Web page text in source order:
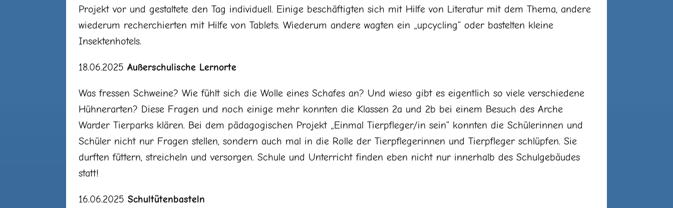
Projekt vor und gestaltete den Tag individuell. Einige beschäftigten sich mit Hilfe von Literatur mit dem Thema, andere
wiederum recherchierten mit Hilfe von Tablets. Wiederum andere wagten ein „upcycling“ oder bastelten kleine
Insektenhotels.
18.06.2025 Außerschulische Lernorte
Was fressen Schweine? Wie fühlt sich die Wolle eines Schafes an? Und wieso gibt es eigentlich so viele verschiedene
Hühnerarten? Diese Fragen und noch einige mehr konnten die Klassen 2a und 2b bei einem Besuch des Arche
Warder Tierparks klären. Bei dem pädagogischen Projekt „Einmal Tierpfleger/in sein“ konnten die Schülerinnen und
Schüler nicht nur Fragen stellen, sondern auch mal in die Rolle der Tierpflegerinnen und Tierpfleger schlüpfen. Sie
durften füttern, streicheln und versorgen. Schule und Unterricht finden eben nicht nur innerhalb des Schulgebäudes
statt!
16.06.2025 Schultütenbasteln